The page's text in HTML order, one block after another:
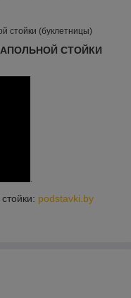
стойки (буклетницы)
СТОЙКИ
.
podstavki.by